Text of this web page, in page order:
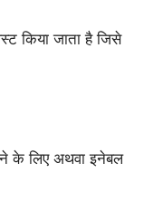
किया जाता है जिसे
के लिए अथवा इनेबल